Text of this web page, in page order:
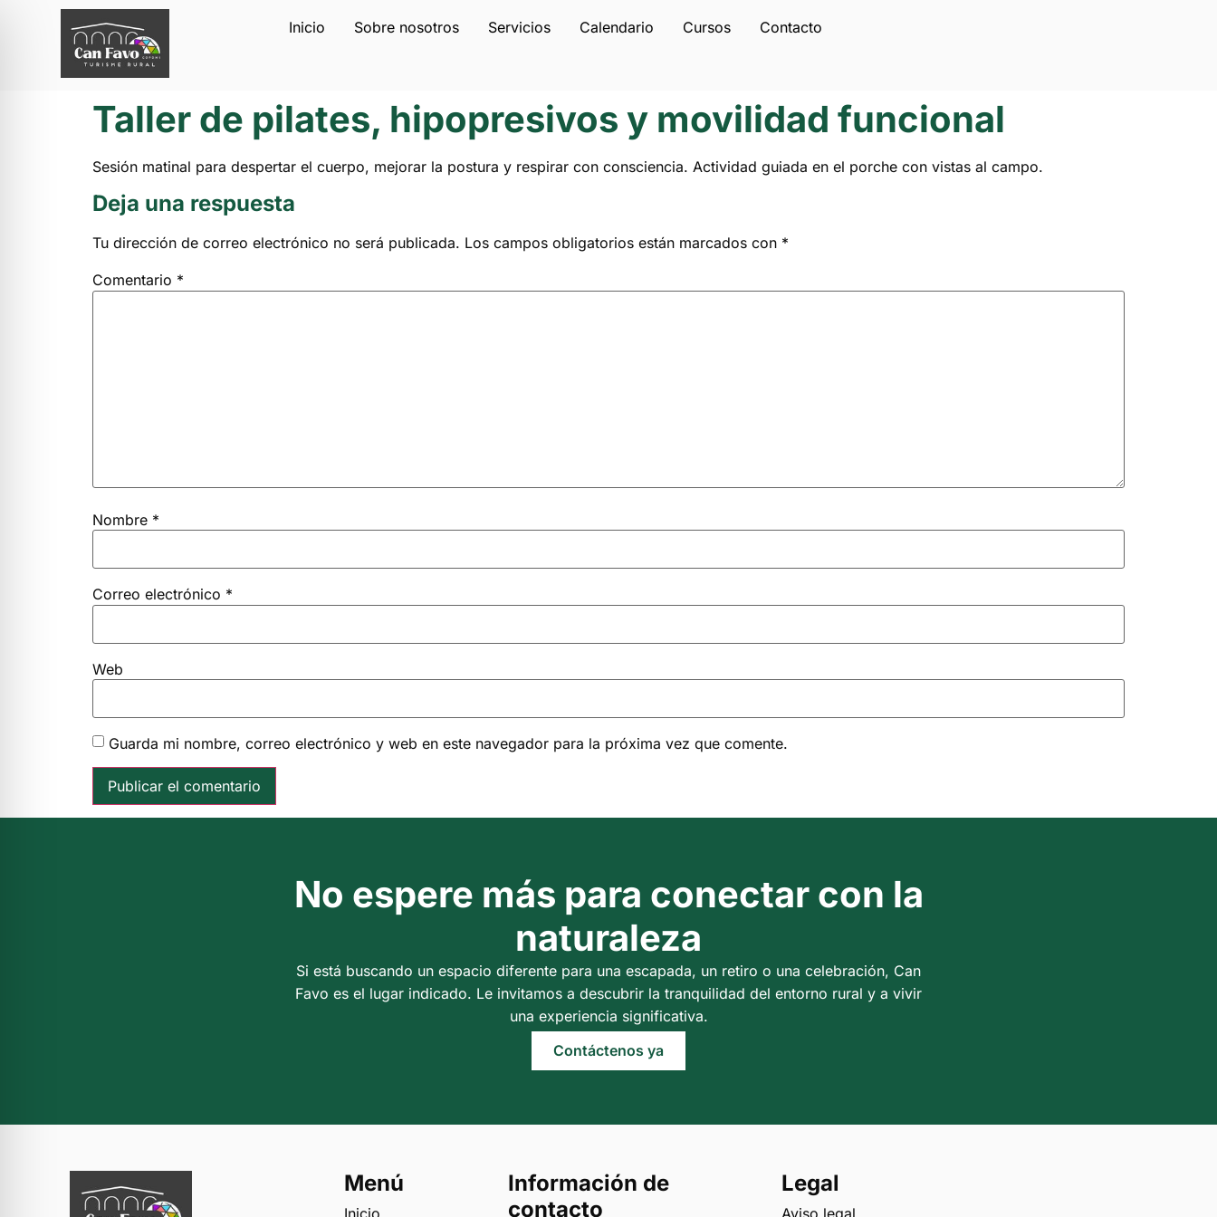
Inicio Sobre nosotros Servicios Calendario Cursos Contacto
Taller de pilates, hipopresivos y movilidad funcional
Sesión matinal para despertar el cuerpo, mejorar la postura y respirar con consciencia. Actividad guiada en el porche con vistas al campo.
Deja una respuesta
Tu dirección de correo electrónico no será publicada. Los campos obligatorios están marcados con *
Comentario *
Nombre *
Correo electrónico *
Web
Guarda mi nombre, correo electrónico y web en este navegador para la próxima vez que comente.
No espere más para conectar con la
naturaleza
Si está buscando un espacio diferente para una escapada, un retiro o una celebración, Can
Favo es el lugar indicado. Le invitamos a descubrir la tranquilidad del entorno rural y a vivir
una experiencia significativa.
Contáctenos ya
Menú
Inicio
Información de
contacto
Legal
Aviso legal